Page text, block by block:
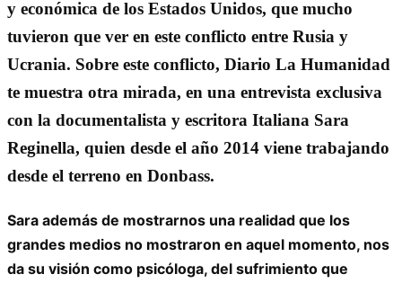
y económica de los Estados Unidos, que mucho
tuvieron que ver en este conflicto entre Rusia y
Ucrania. Sobre este conflicto, Diario La Humanidad
te muestra otra mirada, en una entrevista exclusiva
con la documentalista y escritora Italiana Sara
Reginella, quien desde el año 2014 viene trabajando
desde el terreno en Donbass.
Sara además de mostrarnos una realidad que los
grandes medios no mostraron en aquel momento, nos
da su visión como psicóloga, del sufrimiento que